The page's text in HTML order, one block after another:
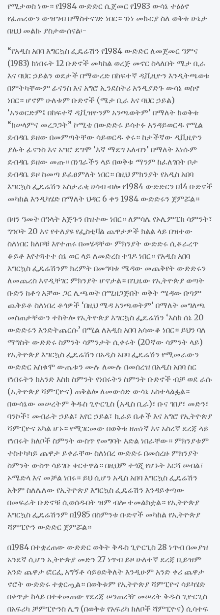
የሚታወስ ነው። የ1984 ውድድር ሲጀመር የ1983 ውሳኔ ተፅዕኖ
የፈጠረውን ውዝግብ በማስተናገድ ነበር። ገነነ መኩርያ ስለ ወቅቱ ሁኔታ
በዚህ መልኩ ያስታውሰናል፡-
“የአዲስ አበባ እግርኳስ ፌዴሬሽን የ1984 ውድድር ለመጀመር ዓምና
(1983) ከነበሩት 12 ቡድኖች መካከል ወረጅ መኖር ስላለበት ሜታ ቢራ
እና ባህር ኃይልን ወደታች በማውረድ በከፍተኛ ዲቪዚዮን እንዲትጫወቱ
በምትካቸውም ፊናንስ እና አግሮ ኢንደስትሪ አንዲያድጉ ውሳኔ ወስኖ
ነበር። ሆኖም ሁለቱም ቡድኖች (ሜታ ቢራ እና ባህር ኃይል)
‘አንወርድም፤ በከፍተኛ ዲቪዝዮንም አንጫወትም’ በማለት ከወቅቱ
“ከሠላምና መረጋጋት” ኮሚቴ በውድድሩ ይሳተፉ እንዳይወርዱ የሚል
ደብዳቤ ይዘው በመምጣትቸው ሳይወርዱ ቀሩ። ከታችኛው ዲቪዚዮን
ያሉት ፊናንስ እና አግሮ ደግሞ ‘እኛ ማደግ አለብን’ በማለት እነሱም
ደብዳቤ ይዘው መጡ። በነገራችን ላይ በወቅቱ ማንም ከፈለገበት ቦታ
ደብዳቤ ይዞ ከመጣ ይፈፀምለት ነበር። በዚህ ምክንያት የአዲስ አበባ
እግርኳስ ፌዴሬሽን አስታራቂ ሀሳብ ብሎ የ1984 ውድድርን በ14 ቡድኖች
መካከል እንዲካሄድ በማለት ህዳር 6 ቀን 1984 ውድድሩን ጀምሯል።
በዛን ዓመት በዓላት እጅጉን በዝተው ነበር። ለምሳሌ የኦሊምፒክ ሳምንት፣
ግንቦት 20 እና የተለያዩ የፌስቲቫል ጨዋታዎች ክልል ላይ በዝተው
ስለነበር ክለቦቹ እየተጠሩ በመሄዳቸው ምክንያት ውድድሩ ሲቆራረጥ
ቆይቶ እየተጓተተ ሰኔ ወር ላይ ለመድረስ ተገዶ ነበር። የአዲስ አበባ
እግርኳስ ፌዴሬሽንም ክረምት በመግባቱ ሜዳው መጨቅየት ውድድሩን
ለመጨረስ እኖዲቸገር ምክንያት ሆኖታል። በጊዜው የኢትዮጵያ ወጣት
ቡድን ከቶጎ አቻው ጋር ሊጫወት በሚዘጋጅበት ወቅት ሜዳው በጣም
ጨቅይቶ ስለነበረ ቶጎዎች ‘በዚህ ሜዳ አንጫወትም’ በማለት መግለጫ
መስጠታቸውን ተከትሎ የኢትዮጵያ እግርኳስ ፌዴሬሽን ‘እስከ ሰኔ 20
ውድድሩን እንድትጨርሱ’ በሚል ለአዲስ አበባ አሳውቆ ነበር። ይህን ባለ
ማግስት ውድድሩ ስምንት ሳምንታት ሲቀሩት (20ኛው ሳምንት ላይ)
የኢትዮጵያ እግርኳስ ፌዴሬሽን በአዲስ አበባ ፌዴሬሽን የሚመራውን
ውድድር አስቁሞ ውጤቱን ሙሉ ለሙሉ በመሰረዝ በአዲስ አበባ ስር
የነበሩትን ከአንድ እስከ ስምንት የነበሩትን ስምንት ቡድኖች ብቻ ወደ ራሱ
(ኢትዮጵያ ሻምፒዮና) ጠቅልሎ ለመውሰድ ውሳኔ አስተላልፏል።
በውሳኔው መሠረትም ቅዱስ ጊዮርጊስ (አዲስ ቢራ)፣ ቡና ገበያ፣ መድን፣
ባንኮች፣ መብራት ኃይል፣ አየር ኃይል፣ ኪራይ ቤቶች እና አግሮ የኢትዮጵያ
ሻምፒዮና አካል ሆኑ። የሚገርመው በወቅቱ ዘጠነኛ እና አስረኛ ደረጃ ላይ
የነበሩት ክለቦች ስምንት ውስጥ የመግባት እድል ነበራቸው። ምክንያቱም
ተስተካካይ ጨዋታ ይቀራቸው ስለነበረ ውድድሩ በመሰረዙ ምክንያት
ስምንት ውስጥ ሳይገቡ ቀርተዋል። በዚህም ተጎጂ የሆኑት እርሻ ሠብል፣
ኦሜድላ እና መቻል ነበሩ። ይህ ሲሆን አዲስ አበባ እግርኳስ ፌዴሬሽን
አቅም ስለሌለው የኢትዮጵያ እግርኳስ ፌዴሬሽን እንዳይቀጣው
በመፍራት ቡድኖቹ ሲወሰዱበት ዝም ብሎ ተመልክቷል። የኢትዮጵያ
እግርኳስ ፌዴሬሽንም በ1985 በስምንቱ ቡድኖች መካከል የኢትዮጵያ
ሻምፒዮን ውድድር ጀምሯል።
በ1984 በተቋረጠው ውድድር ወቅት ቅዱስ ጊዮርጊስ 28 ነጥብ በመያዝ
አንደኛ ሲሆን ኢትዮጵያ መድን 27 ነጥብ ይዞ ሁለተኛ ደረጃ ቢይዝም
አንድ ጨዋታ ፎርፌ አግኝቶ ሳይፀድቅለት እንዲሁም አንድ ቀሪ ጨዋታ
ኖሮት ውድድሩ ተቋርጧል። በወቅቱም የኢትዮጵያ ሻምፒዮና ሳይካሄድ
በቀጥታ ከላይ በተቀመጠው የደረጃ ሠንጠረዥ መሠረት ቅዱስ ጊዮርጊስ
በአፍሪካ ቻምፒዮንስ ሊግ (በወቅቱ የአፍሪካ ክለቦች ሻምፒዮና) ሲሳተፍ